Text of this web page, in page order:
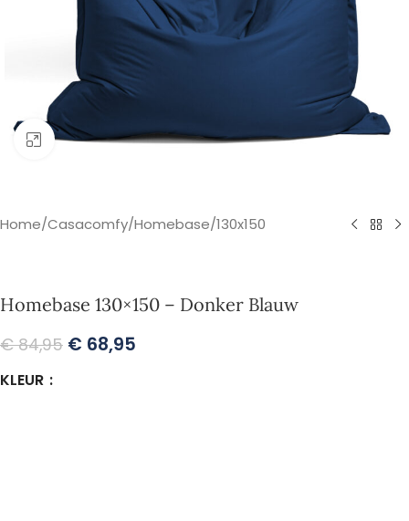
Klik om te vergroten
Home/Casacomfy/Homebase/130x150
Homebase 130×150 – Donker Blauw
€84,95 € 68,95
KLEUR